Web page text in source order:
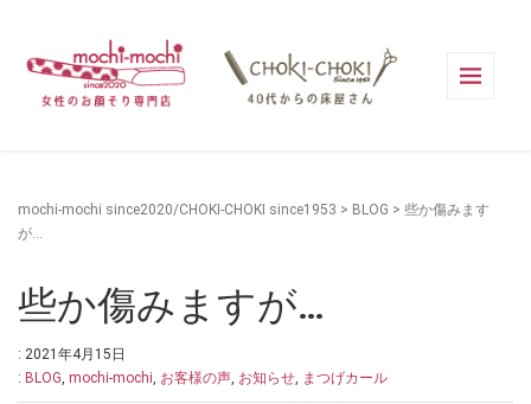
mochi-mochi since2020/CHOKI-CHOKI since1953 > BLOG > 些か傷みます
が…
些か傷みますが…
: 2021年4月15日
: BLOG, mochi-mochi, お客様の声, お知らせ, まつげカール